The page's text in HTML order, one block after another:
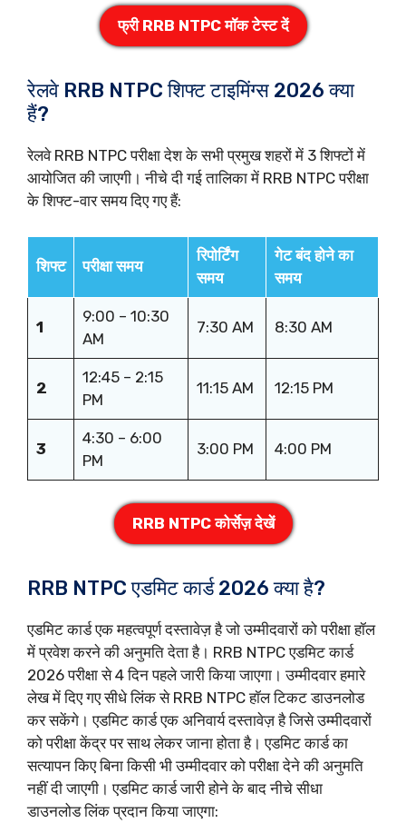
फ्री RRB NTPC मॉक टेस्ट दें
रेलवे RRB NTPC शिफ्ट टाइमिंग्स 2026 क्या
हैं?
रेलवे RRB NTPC परीक्षा देश के सभी प्रमुख शहरों में 3 शिफ्टों में
आयोजित की जाएगी। नीचे दी गई तालिका में RRB NTPC परीक्षा
के शिफ्ट-वार समय दिए गए हैं:
शिफ्ट परीक्षा समय
रिपोर्टिंग
समय
गेट बंद होने का
समय
1
9:00 – 10:30
AM
7:30 AM 8:30 AM
2
12:45 – 2:15
PM
11:15 AM 12:15 PM
3
4:30 – 6:00
PM
3:00 PM 4:00 PM
RRB NTPC कोर्सेज़ देखें
RRB NTPC एडमिट कार्ड 2026 क्या है?
एडमिट कार्ड एक महत्वपूर्ण दस्तावेज़ है जो उम्मीदवारों को परीक्षा हॉल
में प्रवेश करने की अनुमति देता है। RRB NTPC एडमिट कार्ड
2026 परीक्षा से 4 दिन पहले जारी किया जाएगा। उम्मीदवार हमारे
लेख में दिए गए सीधे लिंक से RRB NTPC हॉल टिकट डाउनलोड
कर सकेंगे। एडमिट कार्ड एक अनिवार्य दस्तावेज़ है जिसे उम्मीदवारों
को परीक्षा केंद्र पर साथ लेकर जाना होता है। एडमिट कार्ड का
सत्यापन किए बिना किसी भी उम्मीदवार को परीक्षा देने की अनुमति
नहीं दी जाएगी। एडमिट कार्ड जारी होने के बाद नीचे सीधा
डाउनलोड लिंक प्रदान किया जाएगा: